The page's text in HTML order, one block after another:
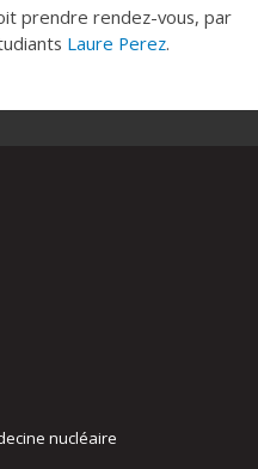
prendre rendez-vous, par
Laure Perez.
nucléaire